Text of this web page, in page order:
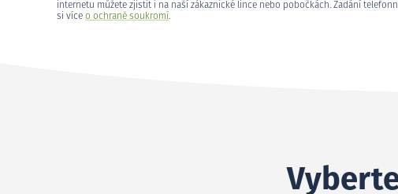
internetu můžete zjistit i na naší zákaznické lince nebo pobočkách. Zadání
si více o ochraně soukromí.